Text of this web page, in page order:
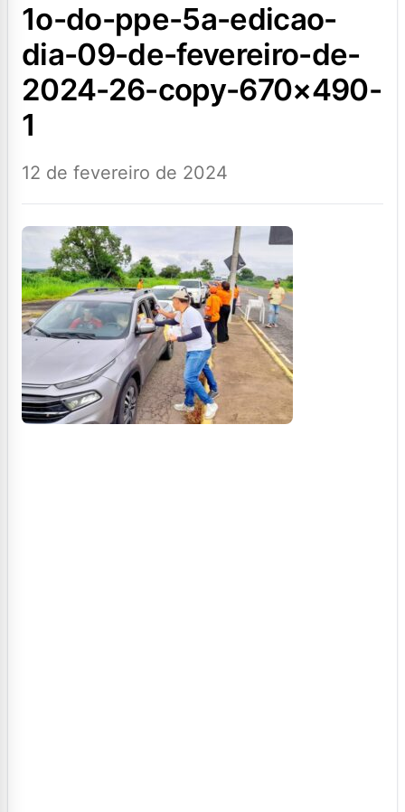
1o-do-ppe-5a-edicao-
dia-09-de-fevereiro-de-
2024-26-copy-670×490-
1
12 de fevereiro de 2024